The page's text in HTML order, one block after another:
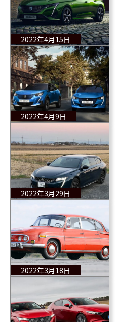
2022年4月15日
2022年4月9日
2022年3月29日
2022年3月18日